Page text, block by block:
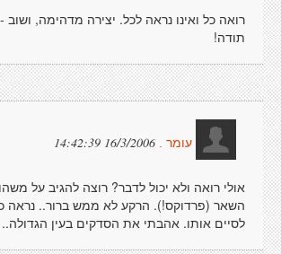
רואה כל ואינו נראה לכל. יצירה מדהימה, ושוב
תודה!
עומר . 16/3/2006 14:42:39
אולי רואה ולא יכול לדבר? רוצה להגיב על
השאר (פרדוקס!). הרקע לא ממש ברור.. נראה
לסיים אותו. אהבתי את הסדקים בעין הגדולה..